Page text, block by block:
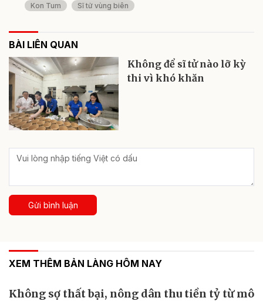
Kon Tum
Sĩ tử vùng biên
BÀI LIÊN QUAN
Không để sĩ tử nào lỡ kỳ
thi vì khó khăn
Gửi bình luận
XEM THÊM BẢN LÀNG HÔM NAY
Không sợ thất bại, nông dân thu tiền tỷ từ mô